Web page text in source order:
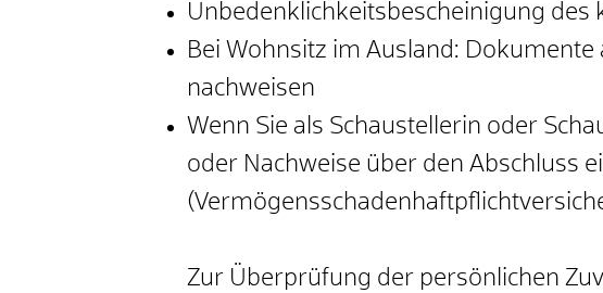
Unbedenklichkeitsbescheinigung
Bei Wohnsitz im Ausland:
nachweisen
Wenn Sie als Schaustellerin oder
oder Nachweise über den Abschluss
Zur Überprüfung der persönlichen